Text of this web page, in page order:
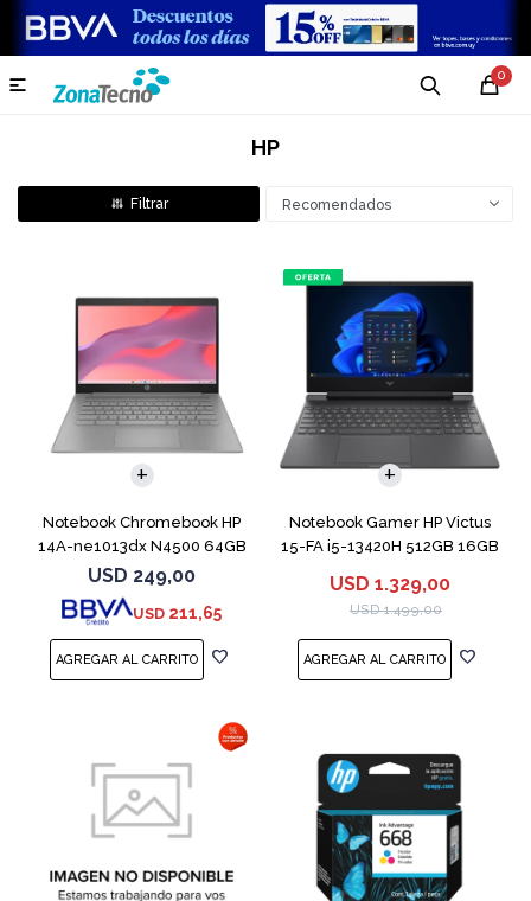
0

HP
Recomendados
Notebook Chromebook HP
14A-ne1013dx N4500 64GB
4GB 14" Grey
USD 249,00
USD 211,65
Notebook Gamer HP Victus
15-FA i5-13420H 512GB 16GB
USD 1.329,00
USD 1.499,00
COMPARAR
COMPARAR